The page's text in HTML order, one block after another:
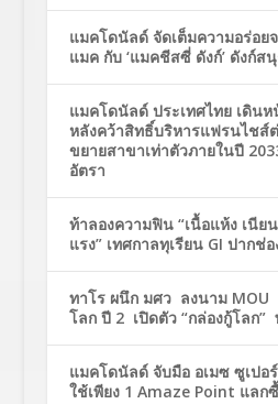
แมคโดนัลด์ จัดเต็มความอร่อย
แมค กับ ‘แมคชีสซี่ ดังก์’ ดังก์ส
แมคโดนัลด์ ประเทศไทย เดิน
หลังคว้าสิทธิ์บริหารแฟรนไชส์
ขยายสาขาเท่าตัวภายในปี
อัตรา
ท้าลองความฟิน “เนื้อแห้ง เนี
แรง” เทศกาลทุเรียน GI ปากช่
ทาโร ผนึก มศว ลงนาม MOU
โลก ปี 2 เปิดตัว “กล่องกู้โลก”
แมคโดนัลด์ จับมือ อเมซ ซูเปอ
ใช้เพียง 1 Amaze Point แลก